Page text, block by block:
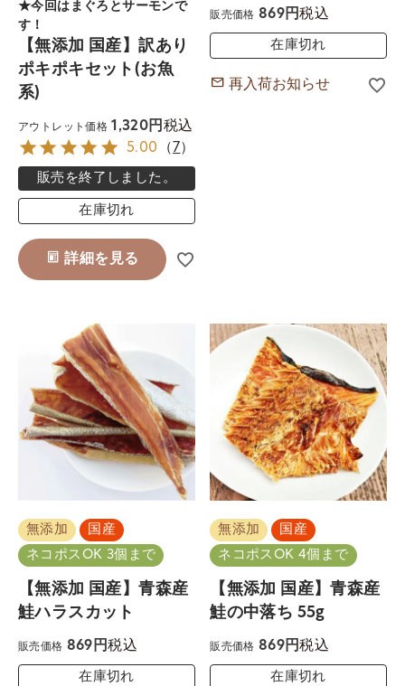
★今回はまぐろとサーモンで
す！
【無添加 国産】訳あり
ポキポキセット(お魚
系)
アウトレット価格 1,320 税込
5.00 （ 7 ）
販売を終了しました。
在庫切れ
詳細を見る
販売価格 869 税込
在庫切れ
再入荷お知らせ
無添加
国産
ネコポスOK 3個まで
【無添加 国産】青森産
鮭ハラスカット
販売価格 869 税込
在庫切れ
無添加
国産
ネコポスOK 4個まで
【無添加 国産】青森産
鮭の中落ち 55g
販売価格 869 税込
在庫切れ